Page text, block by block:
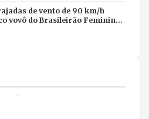
de vento de 90 km/h
vovô do Brasileirão Feminino